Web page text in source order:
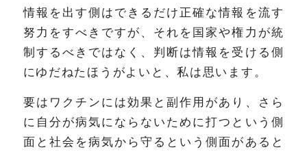
情報を出す側はできるだけ正確な情報を流す
努力をすべきですが、それを国家や権力が統
制するべきではなく、判断は情報を受ける側
にゆだねたほうがよいと、私は思います。
要はワクチンには効果と副作用があり、さら
に自分が病気にならないために打つという側
面と社会を病気から守るという側面があると